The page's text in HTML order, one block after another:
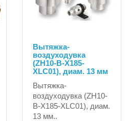
Вытяжка-
воздуходувка
(ZH10-B-X185-
XLC01), диам. 13 мм
Вытяжка-
воздуходувка (ZH10-
B-X185-XLC01), диам.
13 мм..